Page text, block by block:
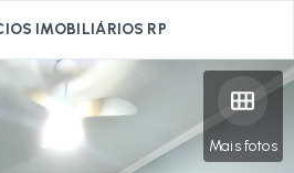
IMOBILIÁRIOS RP
Mais fotos